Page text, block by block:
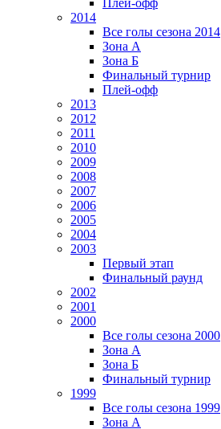
Плей-офф
2014
Все голы сезона 2014
Зона А
Зона Б
Финальный турнир
Плей-офф
2013
2012
2011
2010
2009
2008
2007
2006
2005
2004
2003
Первый этап
Финальный раунд
2002
2001
2000
Все голы сезона 2000
Зона А
Зона Б
Финальный турнир
1999
Все голы сезона 1999
Зона А